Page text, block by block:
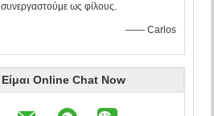
συνεργαστούμε ως φίλους.
—— Carlos
Είμαι Online Chat Now